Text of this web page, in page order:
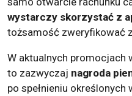
wystarczy skorzystać z
tożsamość zweryfikować
W aktualnych promocjach
to zazwyczaj nagroda
po spełnieniu